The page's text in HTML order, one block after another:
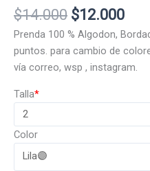
$14.000 El
precio
original
era:
$12.000El
es:
Prenda 100 % Algodon,
puntos. para cambio de
vía correo, wsp , instagram.
*
Talla
Color